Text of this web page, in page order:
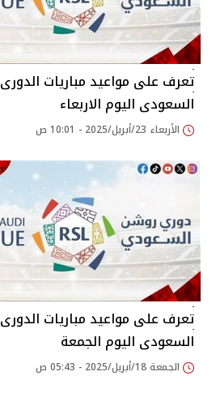
تعرف على مواعيد مباريات الدورى
السعودى اليوم الاربعاء
الأربعاء 23/أبريل/2025 - 10:01 ص
تعرف على مواعيد مباريات الدورى
السعودى اليوم الجمعة
الجمعة 18/أبريل/2025 - 05:43 ص